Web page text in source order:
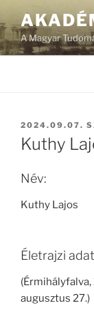
A Magyar
BEKÜLDVE:
2024.09.07.
Kuthy
Név:
Kuthy Lajos
Életrajzi
(Érmihályfalva,
augusztus 27.)